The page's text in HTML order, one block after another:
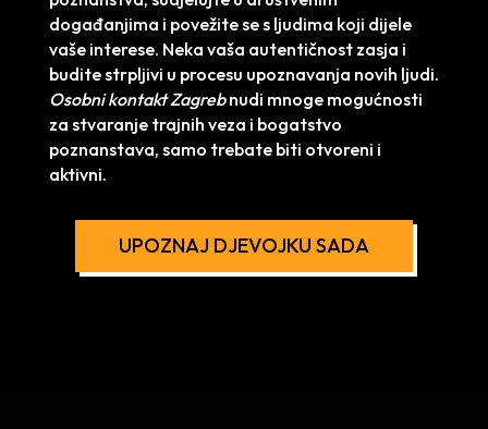
događanjima i povežite se s ljudima koji dijele
vaše interese. Neka vaša autentičnost zasja i
budite strpljivi u procesu upoznavanja novih ljudi.
Osobni kontakt Zagrebnudi mnoge mogućnosti
za stvaranje trajnih veza i bogatstvo
poznanstava, samo trebate biti otvoreni i
aktivni.
UPOZNAJ DJEVOJKU SADA